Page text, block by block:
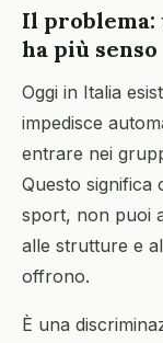
Il problema:
ha più senso
Oggi in Italia
impedisce
entrare nei
Questo significa
sport, non puoi
alle strutture e
offrono.
È una